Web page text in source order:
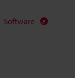
Software